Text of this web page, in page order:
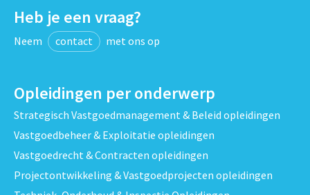
Heb je een vraag?
Neem contact met ons op
Opleidingen per onderwerp
Strategisch Vastgoedmanagement & Beleid opleidingen
Vastgoedbeheer & Exploitatie opleidingen
Vastgoedrecht & Contracten opleidingen
Projectontwikkeling & Vastgoedprojecten opleidingen